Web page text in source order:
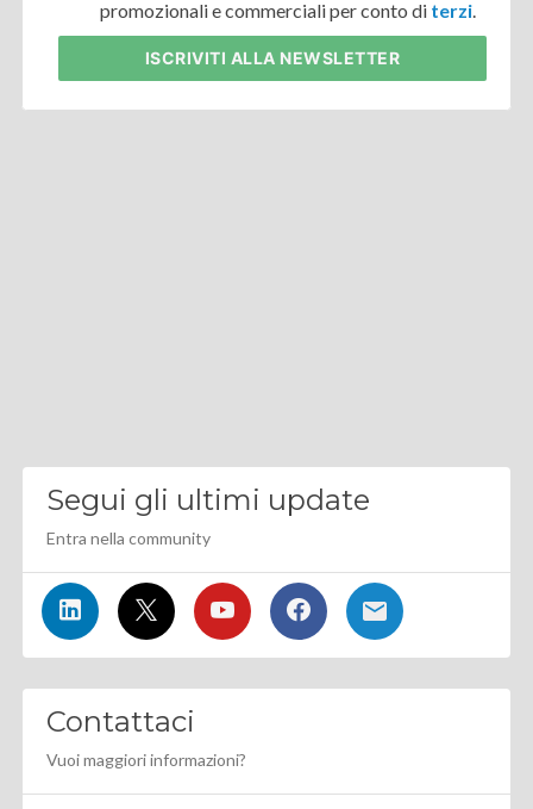
promozionali e commerciali per conto di terzi
ISCRIVITI ALLA NEWSLETTER
Segui gli ultimi update
Entra nella community
Contattaci
Vuoi maggiori informazioni?